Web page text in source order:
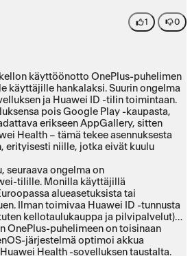
1 0
käyttöönotto OnePlus-puhelimen
käyttäjille hankalaksi. Suurin ongelma
ja Huawei ID -tilin toimintaan.
pois Google Play -kaupasta,
erikseen AppGallery, sitten
Health – tämä tekee asennuksesta
erityisesti niille, jotka eivät kuulu
seuraava ongelma on
tilille. Monilla käyttäjillä
alueasetuksista tai
Ilman toimivaa Huawei ID -tunnusta
kellotaulukauppa ja pilvipalvelut)
OnePlus-puhelimeen on toisinaan
järjestelmä optimoi akkua
Health -sovelluksen taustalta.